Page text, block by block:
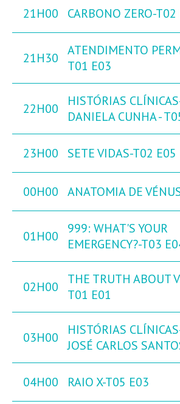
21H00 CARBONO ZERO-
21H30
ATENDIMENTO
T01 E03
22H00
HISTÓRIAS
DANIELA CUNHA -
23H00 SETE VIDAS-T02 E05
00H00 ANATOMIA DE
01H00
999: WHAT'S YOUR
EMERGENCY?-T03
02H00
THE TRUTH ABOUT
T01 E01
03H00
HISTÓRIAS
JOSÉ CARLOS
04H00 RAIO X-T05 E03